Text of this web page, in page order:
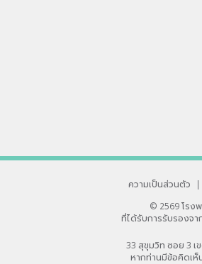
ความเป็นส่วนตัว
|
© 2569 โรง
ที่ได้รับการรับรองจา
33 สุขุมวิท ซอย 3 เ
หากท่านมีข้อคิดเห็